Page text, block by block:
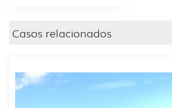
Casos relacionados